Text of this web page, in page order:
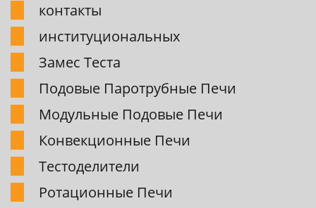
контакты
институциональных
Замес Теста
Подовые Паpотpубные Печи
Модульные Подовые Печи
Конвекционные Печи
Тестоделители
Pотационные Печи